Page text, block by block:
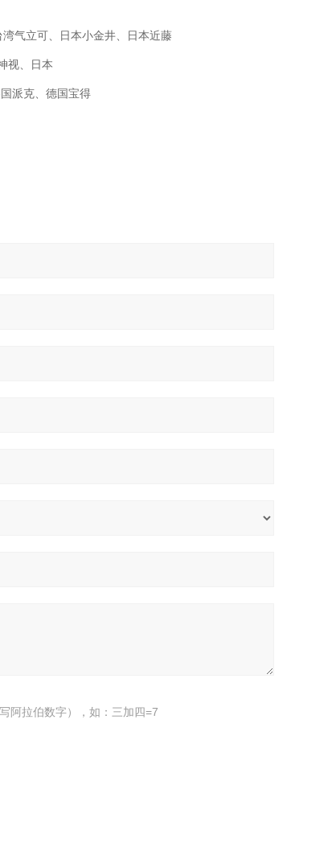
气立可、日本小金井、日本近藤
视、日本
派克、德国宝得
阿拉伯数字），如：三加四=7